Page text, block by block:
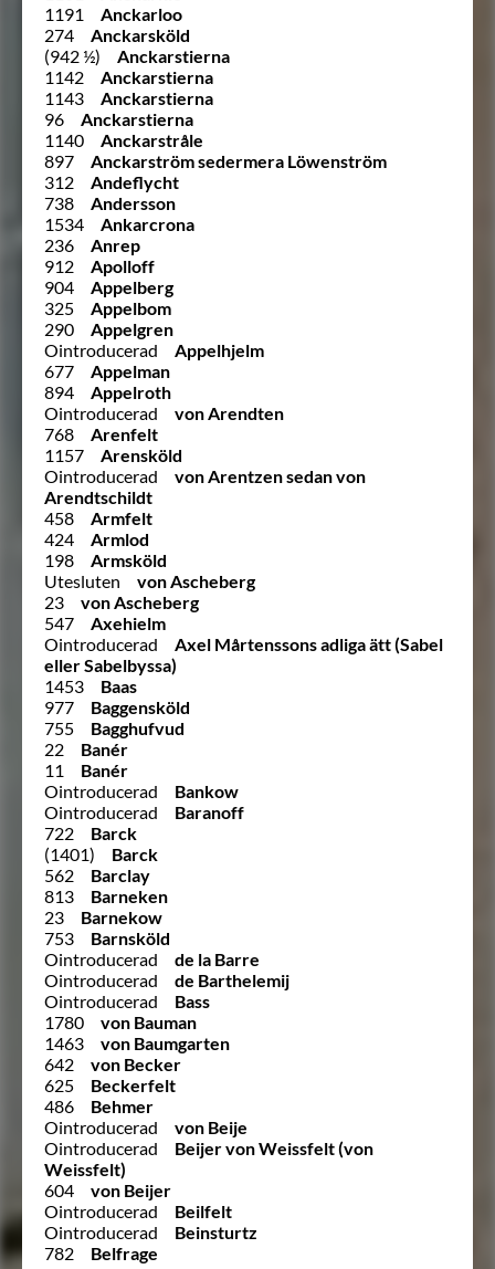
1191
Anckarloo
274
Anckarsköld
(942 ½)
Anckarstierna
1142
Anckarstierna
1143
Anckarstierna
96
Anckarstierna
1140
Anckarstråle
897
Anckarström sedermera Löwenström
312
Andeflycht
738
Andersson
1534
Ankarcrona
236
Anrep
912
Apolloff
904
Appelberg
325
Appelbom
290
Appelgren
Ointroducerad
Appelhjelm
677
Appelman
894
Appelroth
Ointroducerad
von Arendten
768
Arenfelt
1157
Arensköld
Ointroducerad
von Arentzen sedan von
Arendtschildt
458
Armfelt
424
Armlod
198
Armsköld
Utesluten
von Ascheberg
23
von Ascheberg
547
Axehielm
Ointroducerad
Axel Mårtenssons adliga ätt (Sabel
eller Sabelbyssa)
1453
Baas
977
Baggensköld
755
Bagghufvud
22
Banér
11
Banér
Ointroducerad
Bankow
Ointroducerad
Baranoff
722
Barck
(1401)
Barck
562
Barclay
813
Barneken
23
Barnekow
753
Barnsköld
Ointroducerad
de la Barre
Ointroducerad
de Barthelemij
Ointroducerad
Bass
1780
von Bauman
1463
von Baumgarten
642
von Becker
625
Beckerfelt
486
Behmer
Ointroducerad
von Beije
Ointroducerad
Beijer von Weissfelt (von
Weissfelt)
604
von Beijer
Ointroducerad
Beilfelt
Ointroducerad
Beinsturtz
782
Belfrage